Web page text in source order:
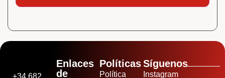
+34 682
Enlaces
de
Políticas
Política
Síguenos
Instagram